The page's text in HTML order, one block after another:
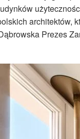
architektów,
Prezes